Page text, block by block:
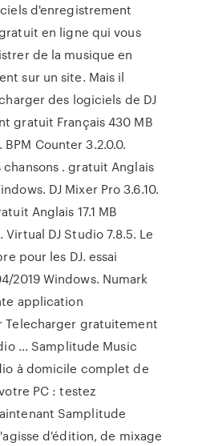
d'enregistrement
en ligne qui vous
de la musique en
sur un site. Mais il
des logiciels de DJ
gratuit Français 430 MB
Counter 3.2.0.0.
chansons . gratuit Anglais
DJ Mixer Pro 3.6.10.
Anglais 17.1 MB
Virtual DJ Studio 7.8.5. Le
pour les DJ. essai
2019 Windows. Numark
application
Telecharger gratuitement
... Samplitude Music
à domicile complet de
PC : testez
Samplitude
d'édition, de mixage